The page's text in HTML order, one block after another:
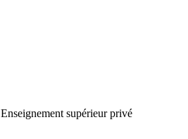
Enseignement supérieur privé